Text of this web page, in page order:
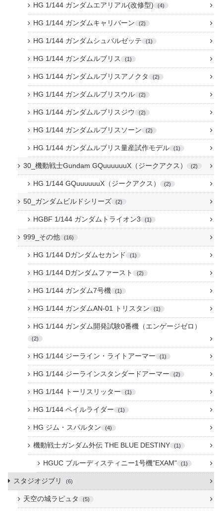
HG 1/144 ガンダムエアリアル(改修型) 4
HG 1/144 ガンダムキャリバーン 2
HG 1/144 ガンダムシュバルゼッテ 1
HG 1/144 ガンダムルブリス 1
HG 1/144 ガンダムルブリスアノクタ 2
HG 1/144 ガンダムルブリスウル 2
HG 1/144 ガンダムルブリスジウ 2
HG 1/144 ガンダムルブリスソーン 2
HG 1/144 ガンダムルブリス量産試作モデル 1
30_機動戦士Gundam GQuuuuuuX（ジークアクス） 2
HG 1/144 GQuuuuuuX（ジークアクス） 2
50_ガンダムビルドシリーズ 2
HGBF 1/144 ガンダムトライオン3 1
999_その他 16
HG 1/144 Dガンダムセカンド 1
HG 1/144 Dガンダムファースト 2
HG 1/144 ガンダム7号機 1
HG 1/144 ガンダムAN-01 トリスタン 1
HG 1/144 ガンダム開発試験0番機（エンゲージゼロ）
2
HG 1/144 ジーライン・ライトアーマー 1
HG 1/144 ジーラインスタンダードアーマー 2
HG 1/144 トーリスリッター 1
HG 1/144 ペイルライダー 1
HG ジム・スパルタン 4
機動戦士ガンダム外伝 THE BLUE DESTINY 1
HGUC ブルーディスティニー1号機"EXAM" 1
スタジオジブリ 6
天空の城ラピュタ 5